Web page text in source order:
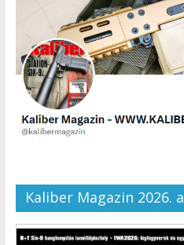
Kaliber Magazin 2026.